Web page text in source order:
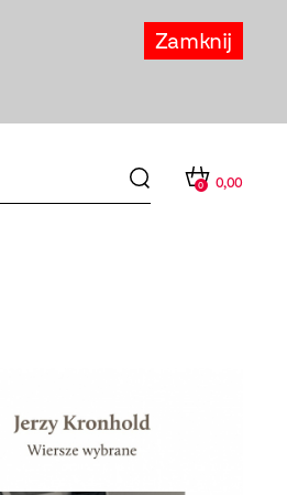
Zamknij
0 0,00